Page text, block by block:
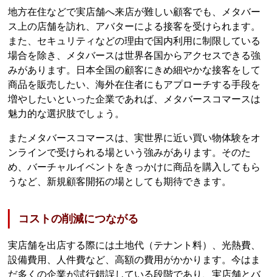
地方在住などで実店舗へ来店が難しい顧客でも、メタバー
ス上の店舗を訪れ、アバターによる接客を受けられます。
また、セキュリティなどの理由で国内利用に制限している
場合を除き、メタバースは世界各国からアクセスできる強
みがあります。日本全国の顧客にきめ細やかな接客をして
商品を販売したい、海外在住者にもアプローチする手段を
増やしたいといった企業であれば、メタバースコマースは
魅力的な選択肢でしょう。
またメタバースコマースは、実世界に近い買い物体験をオ
ンラインで受けられる場という強みがあります。そのた
め、バーチャルイベントをきっかけに商品を購入してもら
うなど、新規顧客開拓の場としても期待できます。
コストの削減につながる
実店舗を出店する際には土地代（テナント料）、光熱費、
設備費用、人件費など、高額の費用がかかります。今はま
だ多くの企業が試行錯誤している段階であり、実店舗とバ